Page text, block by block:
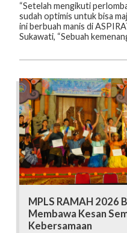
“Setelah mengikuti
sudah optimis untuk bisa
ini berbuah manis di
Sukawati, “Sebuah
MPLS RAMAH 2026
Membawa Kesan
Kebersamaan